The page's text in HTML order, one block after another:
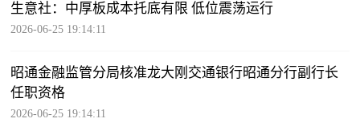
生意社：中厚板成本托底有限 低位震荡运行
2026-06-25 19:14:11
昭通金融监管分局核准龙大刚交通银行昭通分行副行长
任职资格
2026-06-25 19:14:11